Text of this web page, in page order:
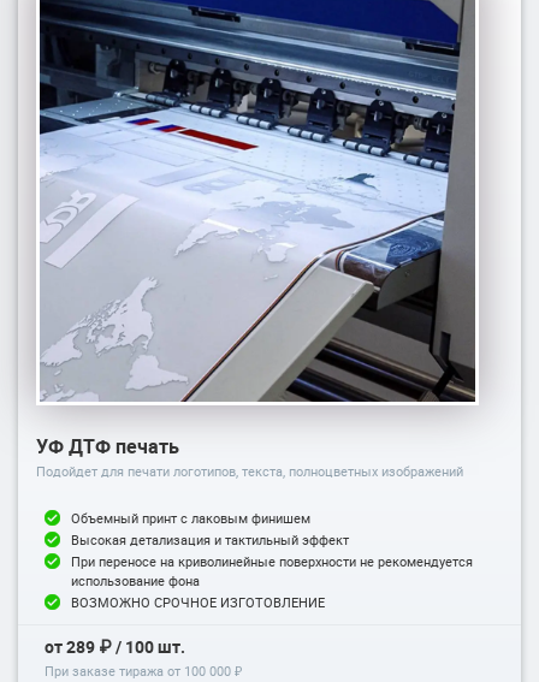
УФ ДТФ печать
Подойдет для печати логотипов, текста, полноцветных изображений
Объемный принт с лаковым финишем
Высокая детализация и тактильный эффект
При переносе на криволинейные поверхности не рекомендуется
использование фона
ВОЗМОЖНО СРОЧНОЕ ИЗГОТОВЛЕНИЕ
от 289 ₽ / 100 шт.
При заказе тиража от 100 000 ₽